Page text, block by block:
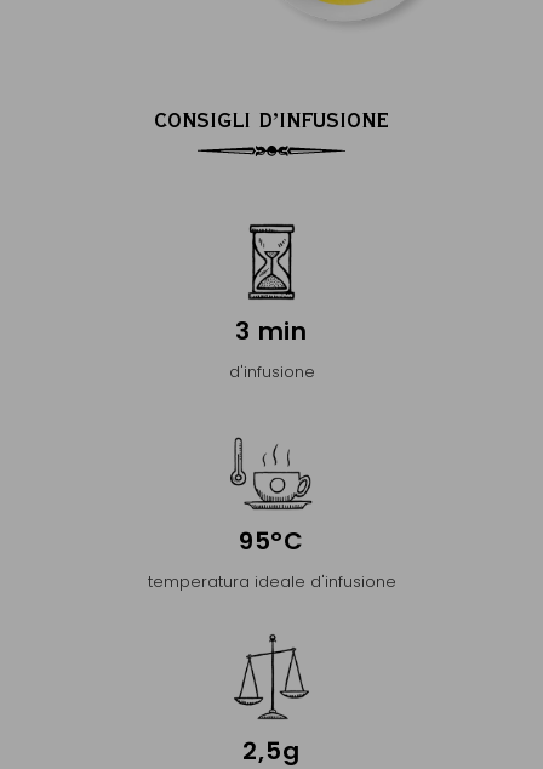
CONSIGLI D’INFUSIONE
3 min
d'infusione
95°C
temperatura ideale d'infusione
2,5g